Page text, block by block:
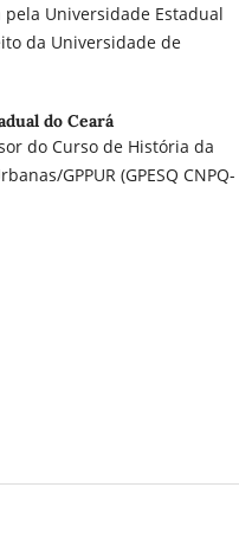
Universidade Estadual
da Universidade de
do Ceará
do Curso de História da
GPPUR (GPESQ CNPQ-